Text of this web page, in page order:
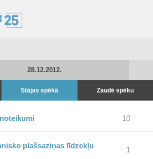
28.12.2012.
Stājas spēkā Zaudē spēku
10
plašsaziņas līdzekļu
1